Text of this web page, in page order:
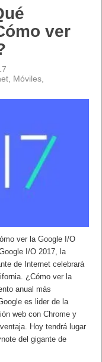
ver
Móviles
ver la Google I/O
I/O 2017, la
de Internet celebrará
¿Cómo ver la
anual más
es lider de la
web con Chrome y
Hoy tendrá lugar
del gigante de